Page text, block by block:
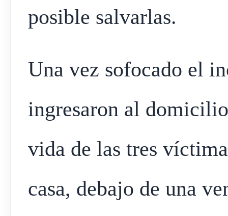
posible salvarlas.
Una vez sofocado el
ingresaron al
vida de las tres
casa, debajo de una